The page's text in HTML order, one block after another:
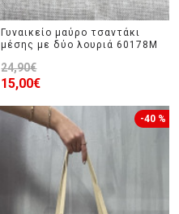
Γυναικείο μαύρο τσαντάκι
μέσης με δύο λουριά 60178M
15,00€
24,90€
-40 %